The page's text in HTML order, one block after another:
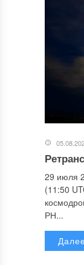
29 июля
(11:50
РН...
Далее